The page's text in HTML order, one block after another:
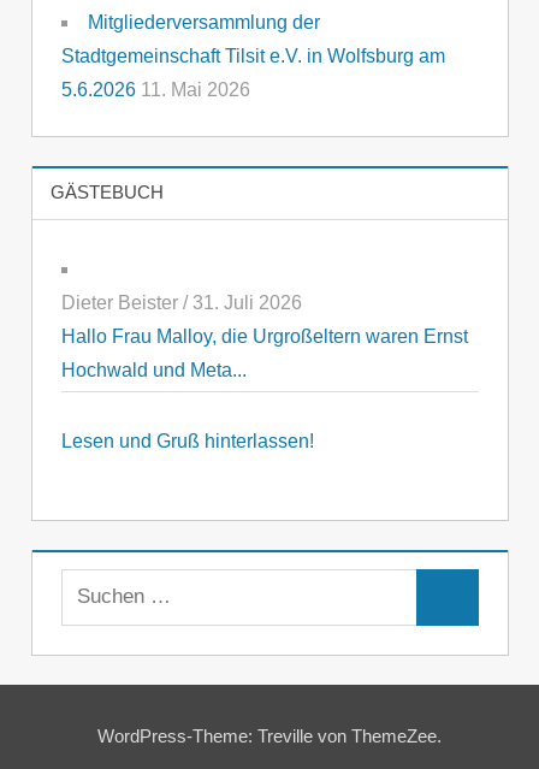
Mitgliederversammlung der
Stadtgemeinschaft Tilsit e.V. in Wolfsburg am
5.6.2026 11. Mai 2026
GÄSTEBUCH
Dieter Beister/31. Juli 2026
Hallo Frau Malloy, die Urgroßeltern waren Ernst
Hochwald und Meta...
Lesen und Gruß hinterlassen!
Suchen
WordPress-Theme: Treville von ThemeZee.